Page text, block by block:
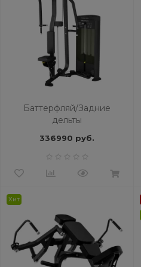
Баттерфляй/Задние
дельты
BRONZE GYM BLANC 07
336990 руб.
Хит